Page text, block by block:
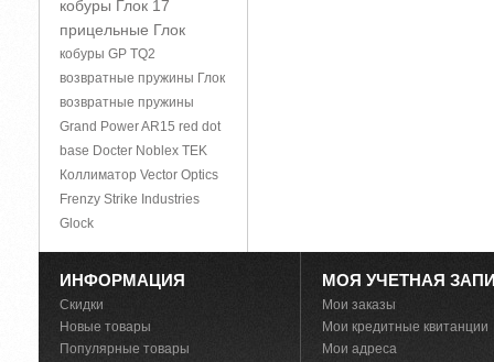
кобуры Глок 17
прицельные Глок
кобуры GP TQ2
возвратные пружины Глок
возвратные пружины
Grand PowerAR15 red dot
base Docter Noblex TEK
Коллиматор Vector Optics
Frenzy Strike Industries
Glock
ИНФОРМАЦИЯ
Скидки
Новые товары
Популярные товары
МОЯ УЧЕТНАЯ
Мои заказы
Мои кредитные квитанции
Мои адреса